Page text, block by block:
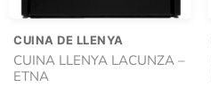
CUINA DE LLENYA
CUINA LLENYA LACUNZA –
ETNA